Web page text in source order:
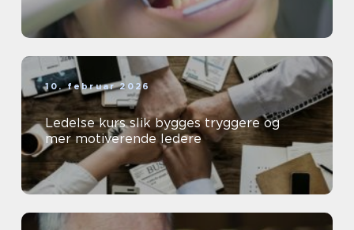
10. februar 2026
Ledelse kurs slik bygges tryggere og
mer motiverende ledere